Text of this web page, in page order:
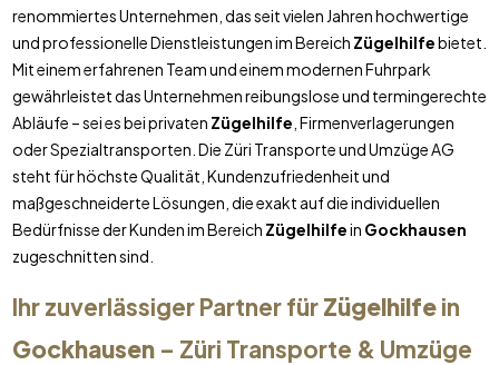
renommiertes Unternehmen, das seit vielen Jahren hochwertige
und professionelle Dienstleistungen im Bereich Zügelhilfebietet.
Mit einem erfahrenen Team und einem modernen Fuhrpark
gewährleistet das Unternehmen reibungslose und termingerechte
Abläufe – sei es bei privaten Zügelhilfe , Firmenverlagerungen
oder Spezialtransporten. Die Züri Transporte und Umzüge AG
steht für höchste Qualität, Kundenzufriedenheit und
maßgeschneiderte Lösungen, die exakt auf die individuellen
Bedürfnisse der Kunden im Bereich Zügelhilfein Gockhausen
zugeschnitten sind.
Ihr zuverlässiger Partner fürZügelhilfein
Gockhausen– Züri Transporte & Umzüge